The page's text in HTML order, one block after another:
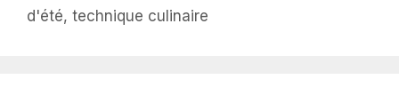
d'été, technique culinaire